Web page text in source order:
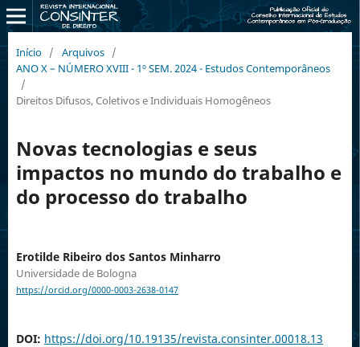
Início / Arquivos /
ANO X – NÚMERO XVIII - 1º SEM. 2024 - Estudos Contemporâneos
/
Direitos Difusos, Coletivos e Individuais Homogêneos
Novas tecnologias e seus
impactos no mundo do trabalho e
do processo do trabalho
Erotilde Ribeiro dos Santos Minharro
Universidade de Bologna
https://orcid.org/0000-0003-2638-0147
DOI: https://doi.org/10.19135/revista.consinter.00018.13